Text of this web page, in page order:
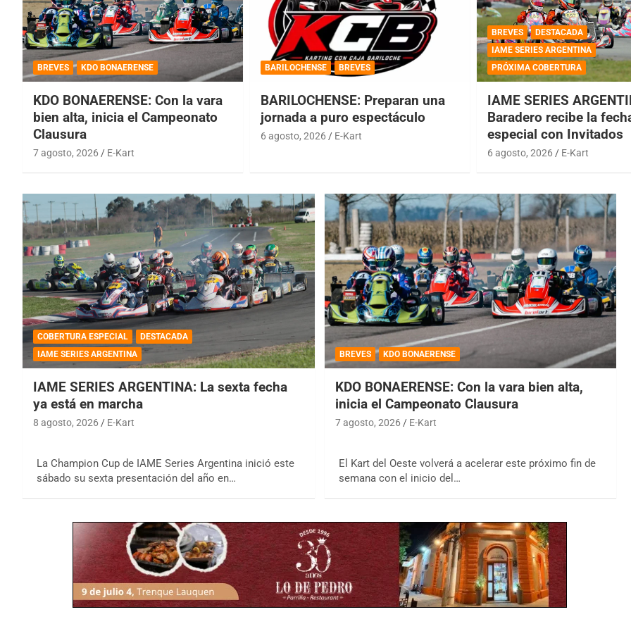
BREVES KDO BONAERENSE
KDO BONAERENSE: Con la vara
bien alta, inicia el Campeonato
Clausura
7 agosto, 2026 E-Kart
BARILOCHENSE BREVES
BARILOCHENSE: Preparan una
jornada a puro espectáculo
6 agosto, 2026 E-Kart
BREVES
DESTACADA
IAME SERIES ARGENTINA
PRÓXIMA COBERTURA
IAME SERIES
Baradero recibe la
especial con Invitados
6 agosto, 2026 E-Kart
COBERTURA ESPECIAL
DESTACADA
IAME SERIES ARGENTINA
IAME SERIES ARGENTINA: La sexta fecha
ya está en marcha
8 agosto, 2026 E-Kart
La Champion Cup de IAME Series Argentina inició este
sábado su sexta presentación del año en…
BREVES KDO BONAERENSE
KDO BONAERENSE: Con la vara bien alta,
inicia el Campeonato Clausura
7 agosto, 2026 E-Kart
El Kart del Oeste volverá a acelerar este próximo fin de
semana con el inicio del…